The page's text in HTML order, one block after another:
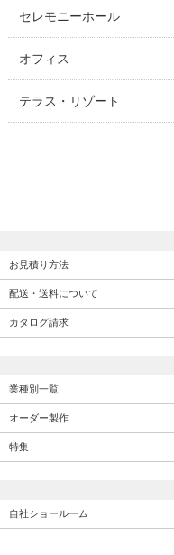
セレモニーホール
オフィス
テラス・リゾート
お見積り方法
配送・送料について
カタログ請求
業種別一覧
オーダー製作
特集
自社ショールーム